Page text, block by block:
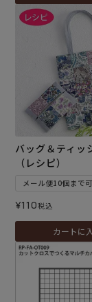
バッグ＆ティッ
（レシピ）
メール便10個まで可
¥110税込
カートに